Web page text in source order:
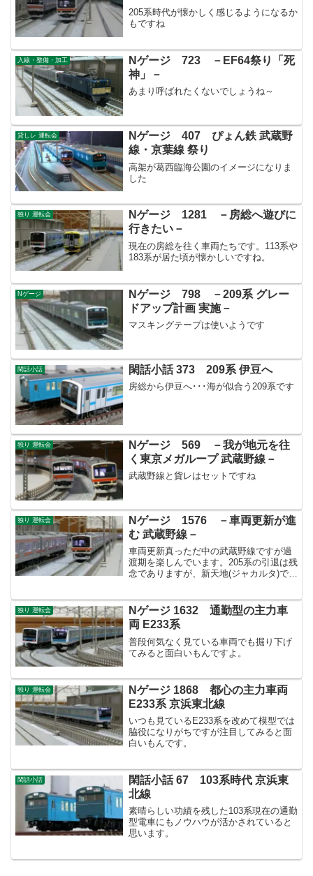
205系時代が懐かしく感じるようになるか
もですね
入線・整備・加工
Nゲージ 723 －EF64祭り「死
神」－
あまり呼ばれたくないでしょうね～
貸しレ 運転会
Nゲージ 407 ぴょん鉄 武蔵野
線・京葉線 祭り
高架が葛西臨海公園のイメージになりま
した
独り 運転会
Nゲージ 1281 －房総へ遊びに
行きたい－
現在の房総を往く車両たちです。113系や
183系が居た頃が懐かしいですね。
Nゲージ
Nゲージ 798 －209系 グレー
ドアップ計画 実施－
マスキングテープは使いようです
閑話小話 閑話小話 373 209系 伊豆へ
房総から伊豆へ･･･海が似合う209系です
独り 運転会
Nゲージ 569 －我が地元を往
く東京メガループ 武蔵野線－
武蔵野線と貨レはセットですね
独り 運転会
Nゲージ 1576 －車両更新が進
む 武蔵野線－
車両更新真っただ中の武蔵野線ですが過
渡期を楽しんでいます。205系の引退は残
念でありますが、新天地(ジャカルタ)での
だろうか。。。
独り 運転会
Nゲージ 1632 通勤型の主力車
両 E233系
普段何気なく見ている車両でも掘り下げ
てみると面白いもんですよ。
独り 運転会
Nゲージ 1868 都心の主力車両
E233系 京浜東北線
いつも見ているE233系を改めて模型では
脇役になりがちですが注目してみると面
白いもんです。
閑話小話
閑話小話 67 103系時代 京浜東
北線
素晴らしい功績を残した103系現在の通勤
型電車にもノウハウが活かされていると
思います。